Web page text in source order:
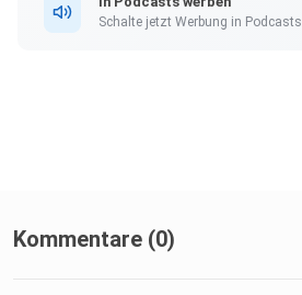
Schalte jetzt Werbung in Podcasts.
Kommentare (0)